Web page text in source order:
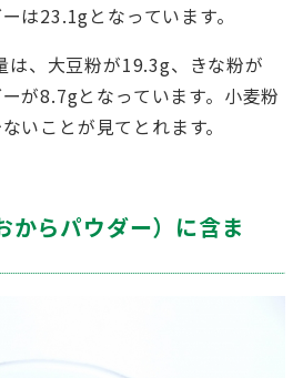
は23.1gとなっています。
は、大豆粉が19.3g、きな粉が
が8.7gとなっています。小麦粉
いことが見てとれます。
からパウダー）に含ま